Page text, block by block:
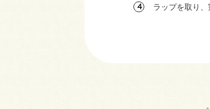
ラップを取り